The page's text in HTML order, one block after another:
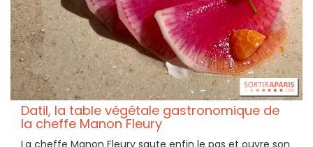
Datil, la table végétale gastronomique de
la cheffe Manon Fleury
La cheffe Manon Fleury saute enfin le pas et ouvre son